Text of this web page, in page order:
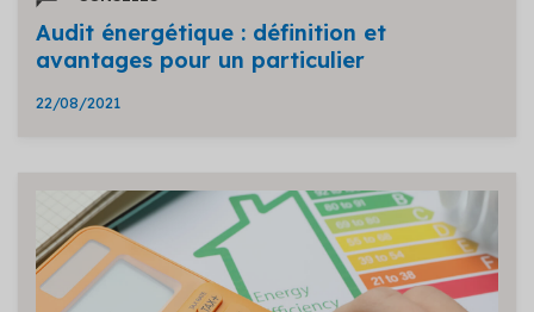
Audit énergétique : définition et
avantages pour un particulier
22/08/2021